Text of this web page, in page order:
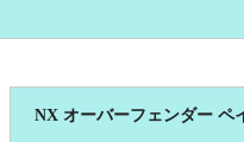
NX オーバーフェンダー ペ